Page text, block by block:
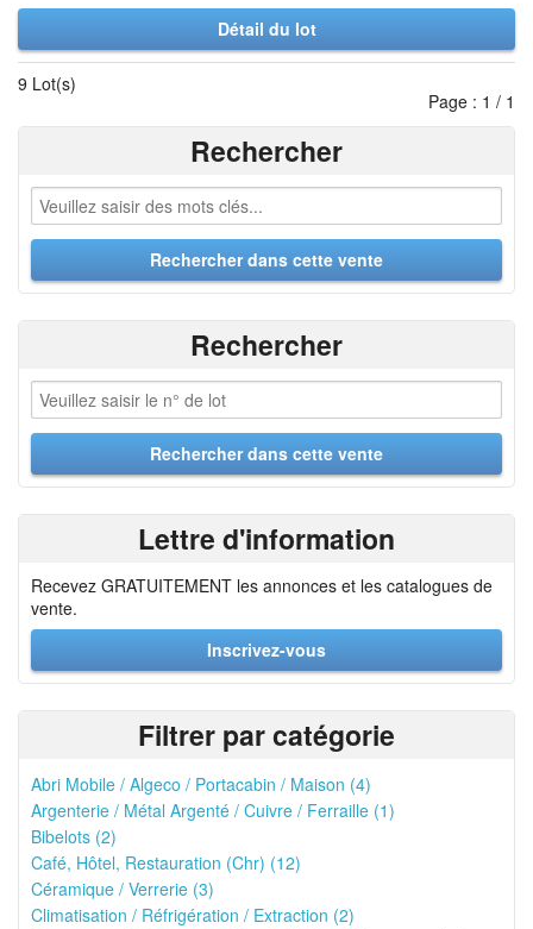
Détail du lot
9 Lot(s)
Page : 1 / 1
Rechercher
Rechercher
Lettre d'information
Recevez GRATUITEMENT les annonces et les catalogues de
vente.
Inscrivez-vous
Filtrer par catégorie
Abri Mobile / Algeco / Portacabin / Maison (4)
Argenterie / Métal Argenté / Cuivre / Ferraille (1)
Bibelots (2)
Café, Hôtel, Restauration (Chr) (12)
Céramique / Verrerie (3)
Climatisation / Réfrigération / Extraction (2)